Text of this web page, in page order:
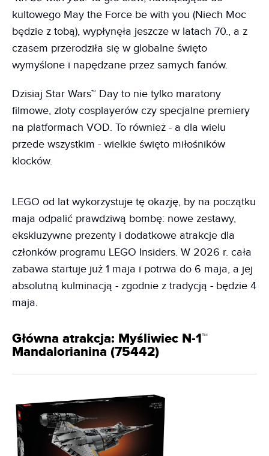
kultowego May the Force be with you (Niech Moc
będzie z tobą), wypłynęła jeszcze w latach 70., a z
czasem przerodziła się w globalne święto
wymyślone i napędzane przez samych fanów.
Dzisiaj Star Wars™ Day to nie tylko maratony
filmowe, zloty cosplayerów czy specjalne premiery
na platformach VOD. To również - a dla wielu
przede wszystkim - wielkie święto miłośników
klocków.
LEGO od lat wykorzystuje tę okazję, by na początku
maja odpalić prawdziwą bombę: nowe zestawy,
ekskluzywne prezenty i dodatkowe atrakcje dla
członków programu LEGO Insiders. W 2026 r. cała
zabawa startuje już 1 maja i potrwa do 6 maja, a jej
absolutną kulminacją - zgodnie z tradycją - będzie 4
maja.
Główna atrakcja: Myśliwiec N-1™
Mandalorianina (75442)